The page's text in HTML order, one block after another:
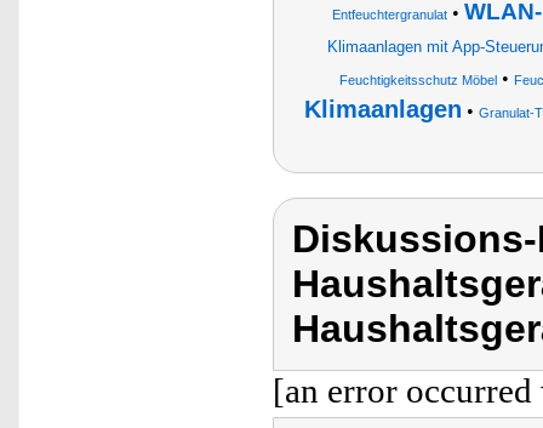
Entfeuchtergranulat•
Klimaanlagen mit App-
Feuchtigkeitsschutz Möbel •
Klimaanlagen • Granulat-
[an error